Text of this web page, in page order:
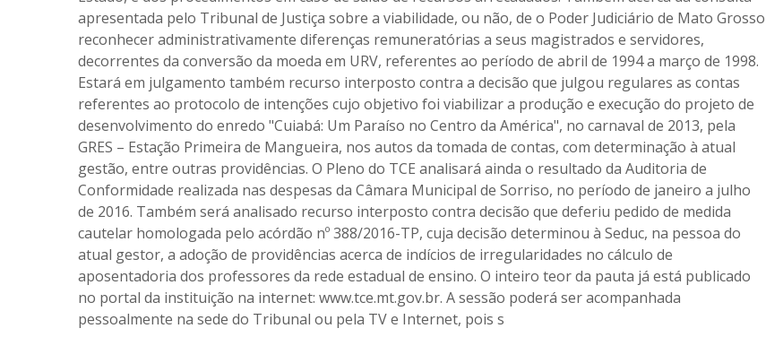
apresentada pelo Tribunal de Justiça sobre a viabilidade, ou não, de o Poder Judiciário de Mato Grosso
reconhecer administrativamente diferenças remuneratórias a seus magistrados e servidores,
decorrentes da conversão da moeda em URV, referentes ao período de abril de 1994 a março de 1998.
Estará em julgamento também recurso interposto contra a decisão que julgou regulares as contas
referentes ao protocolo de intenções cujo objetivo foi viabilizar a produção e execução do projeto de
desenvolvimento do enredo "Cuiabá: Um Paraíso no Centro da América", no carnaval de 2013, pela
GRES – Estação Primeira de Mangueira, nos autos da tomada de contas, com determinação à atual
gestão, entre outras providências. O Pleno do TCE analisará ainda o resultado da Auditoria de
Conformidade realizada nas despesas da Câmara Municipal de Sorriso, no período de janeiro a julho
de 2016. Também será analisado recurso interposto contra decisão que deferiu pedido de medida
cautelar homologada pelo acórdão nº 388/2016-TP, cuja decisão determinou à Seduc, na pessoa do
atual gestor, a adoção de providências acerca de indícios de irregularidades no cálculo de
aposentadoria dos professores da rede estadual de ensino. O inteiro teor da pauta já está publicado
no portal da instituição na internet: www.tce.mt.gov.br. A sessão poderá ser acompanhada
pessoalmente na sede do Tribunal ou pela TV e Internet, pois s